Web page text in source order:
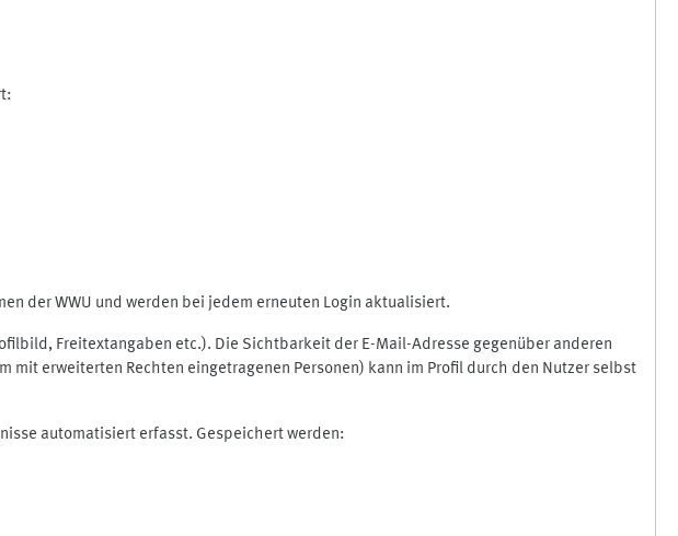
der WWU und werden bei jedem erneuten Login aktualisiert.
Freitextangaben etc.). Die Sichtbarkeit der E-Mail-Adresse gegenüber anderen
erweiterten Rechten eingetragenen Personen) kann im Profil durch den Nutzer selbst
automatisiert erfasst. Gespeichert werden: